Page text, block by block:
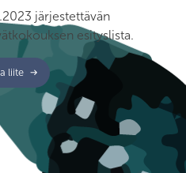
järjestettävän
esityslista.
liite